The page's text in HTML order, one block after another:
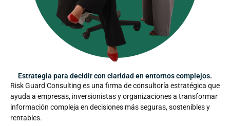
Estrategia para decidir con claridad en entornos complejos.
Risk Guard Consulting es una firma de consultoría estratégica que
ayuda a empresas, inversionistas y organizaciones a transformar
información compleja en decisiones más seguras, sostenibles y
rentables.